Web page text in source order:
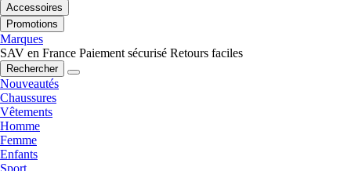
Accessoires
Promotions
Marques
SAV en France Paiement sécurisé Retours faciles
Rechercher
Nouveautés
Chaussures
Vêtements
Homme
Femme
Enfants
Sport